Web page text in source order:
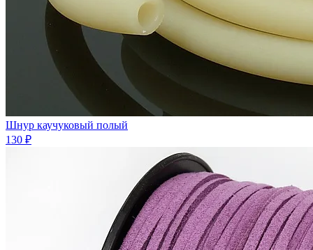
Шнур каучуковый полый
130 ₽